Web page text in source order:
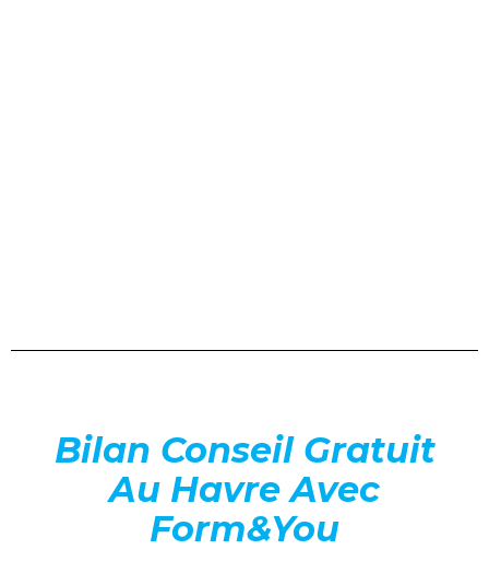
Bilan Conseil Gratuit
Au Havre Avec
Form&You